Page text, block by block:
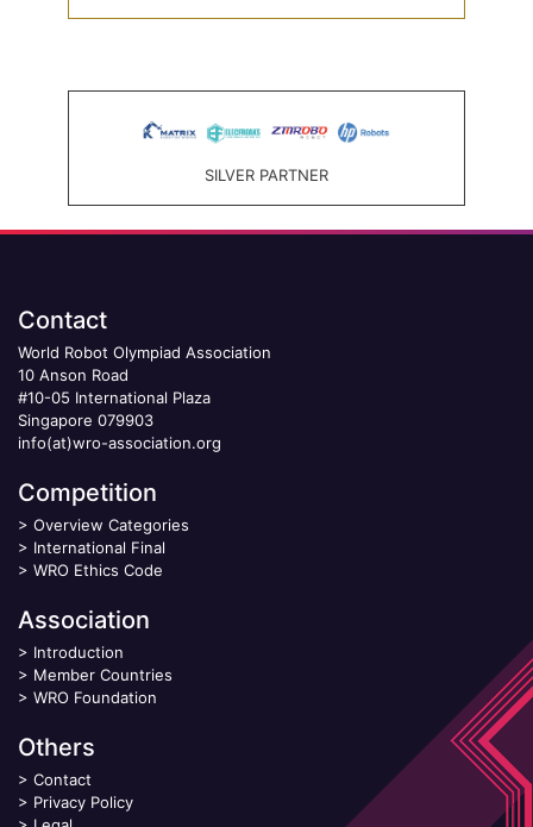
SILVER PARTNER
Contact
World Robot Olympiad Association
10 Anson Road
#10-05 International Plaza
Singapore 079903
info(at)wro-association.org
Competition
> Overview Categories
> International Final
> WRO Ethics Code
Association
> Introduction
> Member Countries
> WRO Foundation
Others
> Contact
> Privacy Policy